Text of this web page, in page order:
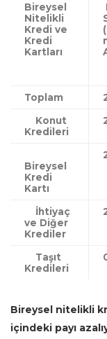
Bireysel
Nitelikli
Kredi ve
Kredi
Kartları
Toplam
Konut
Kredileri
Bireysel
Kredi
Kartı
İhtiyaç
ve Diğer
Krediler
Taşıt
Kredileri
Bireysel nitelikli
içindeki payı